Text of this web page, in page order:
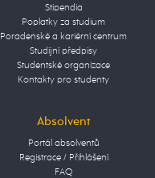
Stipendia
Poplatky za studium
Poradenské a kariérní centrum
Studijní předpisy
Studentské organizace
Kontakty pro studenty
Absolvent
Portál absolventů
Registrace / Přihlášení
FAQ